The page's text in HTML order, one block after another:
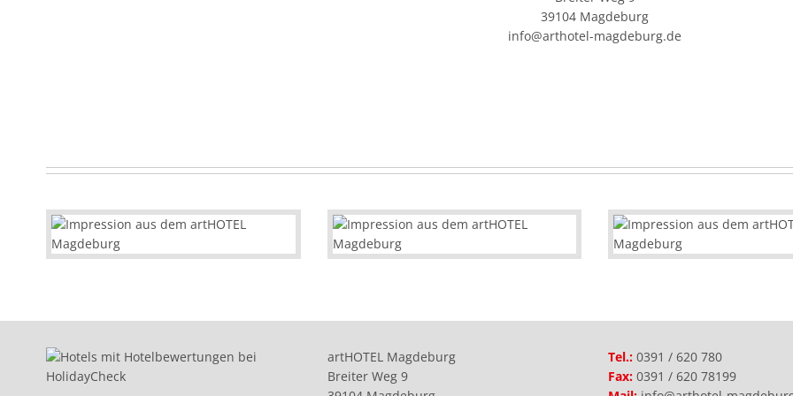
39104 Magdeburg
info@arthotel-magdeburg.de
artHOTEL Magdeburg
Breiter Weg 9
Tel.: 0391 / 620 780
Fax: 0391 / 620 78199